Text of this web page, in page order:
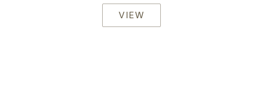
VIEW